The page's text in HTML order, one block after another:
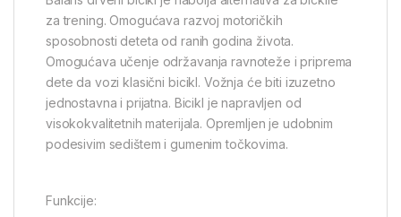
za trening. Omogućava razvoj motoričkih
sposobnosti deteta od ranih godina života.
Omogućava učenje održavanja ravnoteže i priprema
dete da vozi klasični bicikl. Vožnja će biti izuzetno
jednostavna i prijatna. Bicikl je napravljen od
visokokvalitetnih materijala. Opremljen je udobnim
podesivim sedištem i gumenim točkovima.
Funkcije: